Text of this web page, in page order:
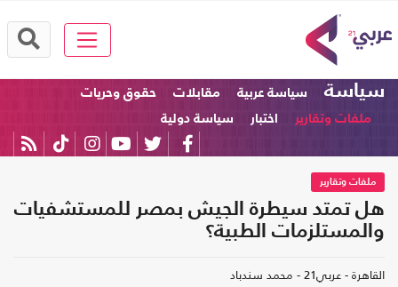
سياسة سياسة عربية مقابلات
حقوق وحريات
ملفات وتقارير
اختبار سياسة دولية
ملفات وتقارير
هل تمتد سيطرة الجيش بمصر للمستشفيات
والمستلزمات الطبية؟
القاهرة - عربي21 - محمد سندباد